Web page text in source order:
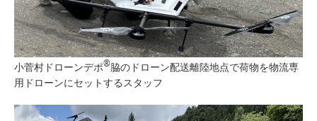
小菅村ドローンデポ®脇のドローン配送離陸地点で荷物を物流専
用ドローンにセットするスタッフ